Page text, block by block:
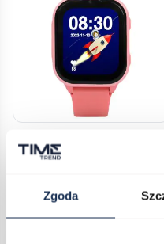
Zgoda
PINK
470,00 zł